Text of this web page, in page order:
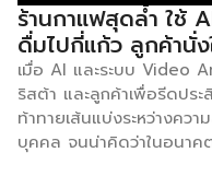
ร้านกาแฟสุดล้ำ ใช้
ดื่มไปกี่แก้ว ลูกค้านั่
เมื่อ AI และระบบ Video
ริสต้า และลูกค้าเพื่อรีดปร
ท้าทายเส้นแบ่งระหว่างคว
บุคคล จนน่าคิดว่าในอนา